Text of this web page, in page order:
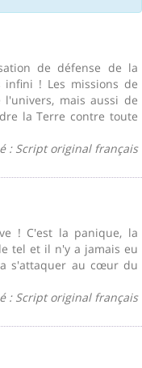
de défense de la
! Les missions de
mais aussi de
la Terre contre toute
: Script original français
! C'est la panique, la
tel et il n'y a jamais eu
s'attaquer au cœur du
: Script original français